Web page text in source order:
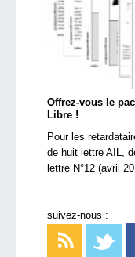
Offrez-vous le
Libre !
Pour les
de huit lettre AIL,
lettre N°12 (avril
suivez-nous :